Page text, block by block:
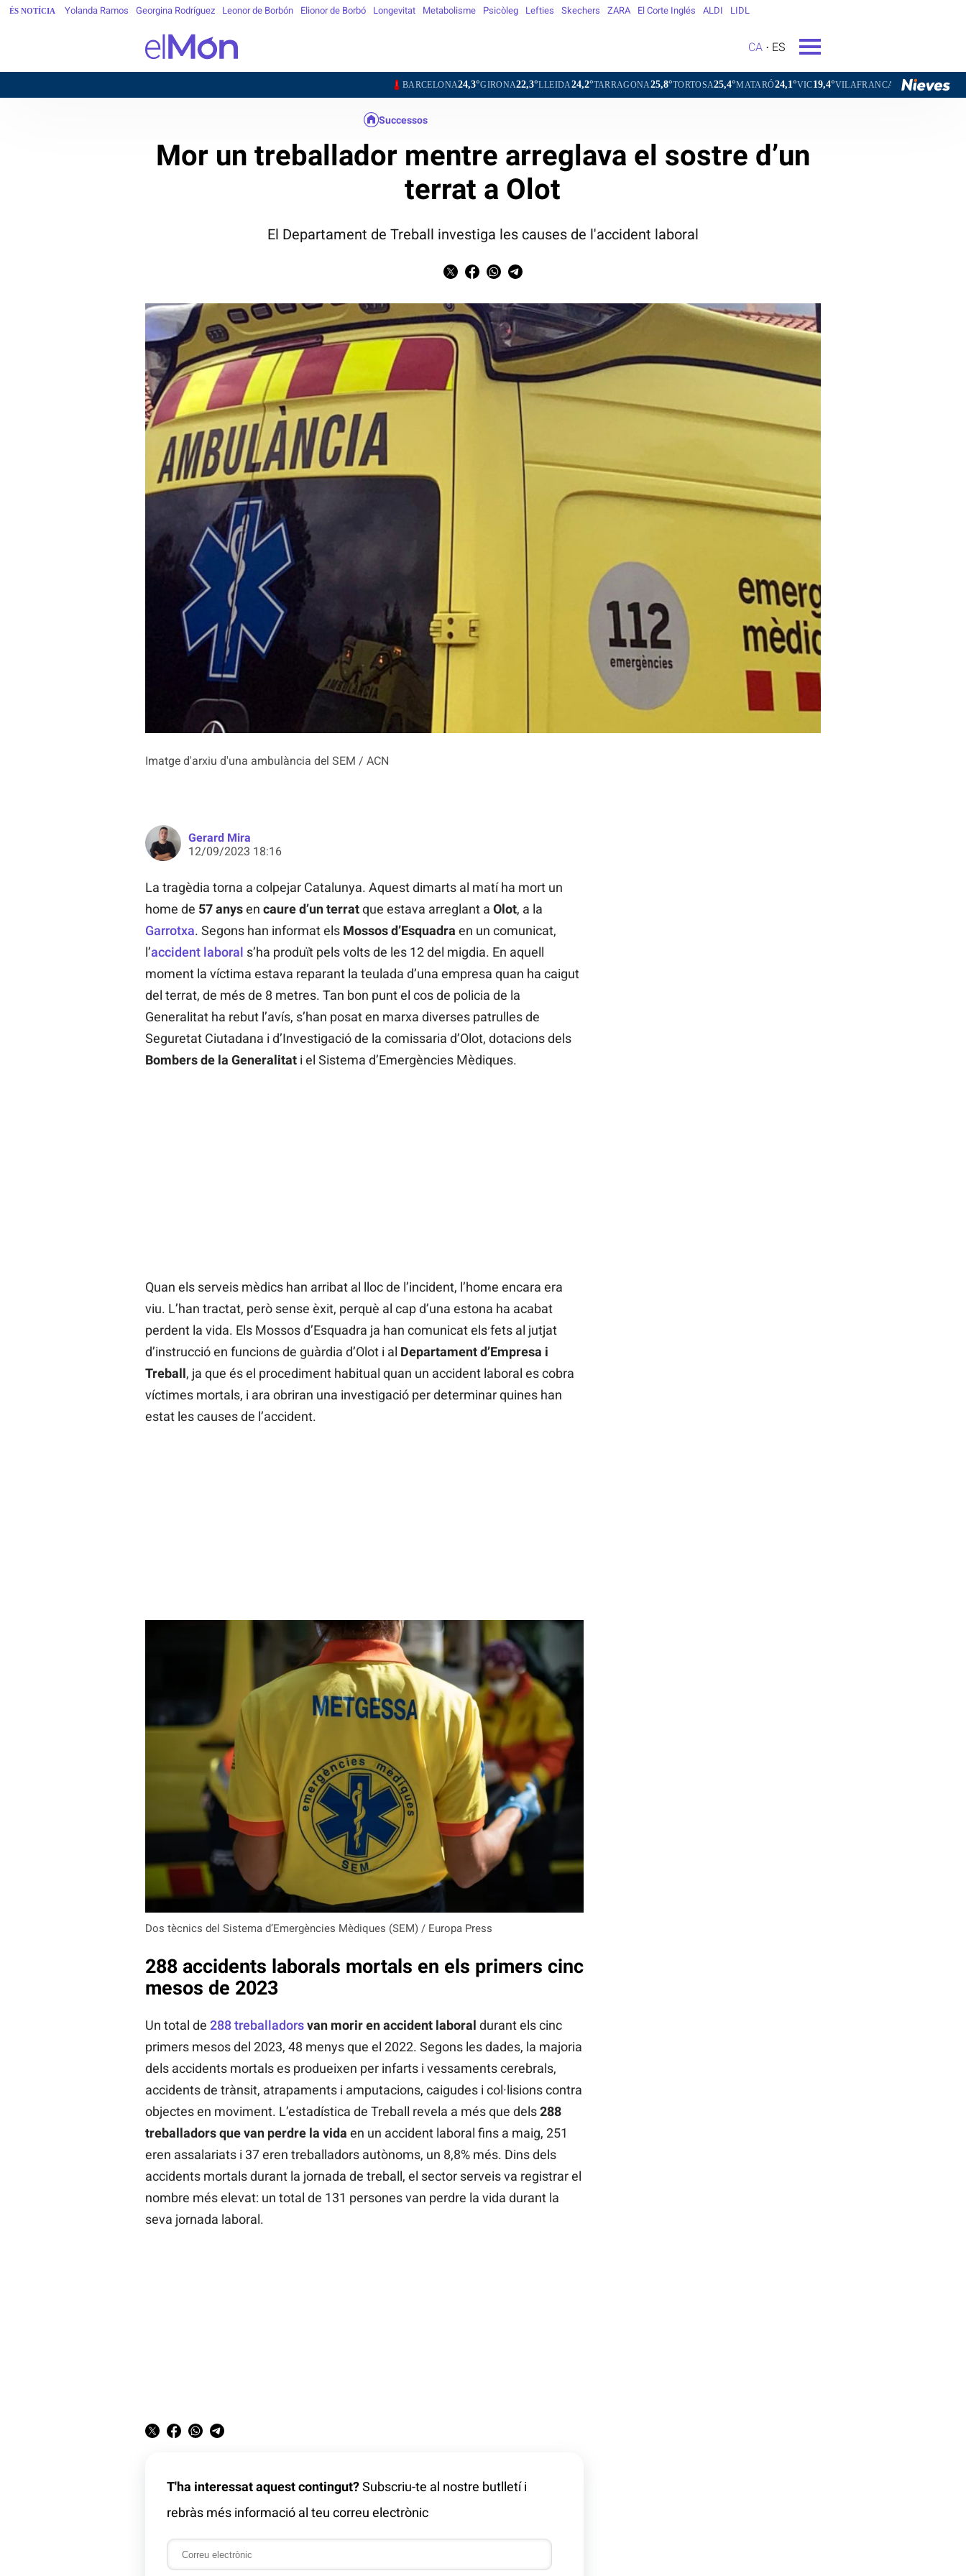
ÉS NOTÍCIA Yolanda Ramos Georgina Rodríguez Leonor de Borbón Elionor de Borbó Longevitat Metabolisme Psicòleg Lefties Skechers ZARA El Corte Inglés ALDI LIDL
CA ES
24,3°GIRONA22,3°LLEIDA24,2°TARRAGONA25,8°TORTOSA25,4°MATARÓ24,1°VIC19,4°VILAFRANCA DEL PENEDÈS21,4°VILANOVA I
Imatge d'arxiu d'una ambulància del SEM / ACN
Successos
Mor un treballador mentre arreglava el sostre d’un
terrat a Olot
El Departament de Treball investiga les causes de l'accident laboral
Gerard Mira
12/09/2023 18:16
La tragèdia torna a colpejar Catalunya. Aquest dimarts al matí ha mort un
home de 57 anysen caure d’un terratque estava arreglant a Olot, a la
Garrotxa. Segons han informat els Mossos d’Esquadra en un comunicat,
l’accident laboral s’ha produït pels volts de les 12 del migdia. En aquell
moment la víctima estava reparant la teulada d’una empresa quan ha caigut
del terrat, de més de 8 metres. Tan bon punt el cos de policia de la
Generalitat ha rebut l’avís, s’han posat en marxa diverses patrulles de
Seguretat Ciutadana i d’Investigació de la comissaria d’Olot, dotacions dels
Bombers de la Generalitat i el Sistema d’Emergències Mèdiques.
Quan els serveis mèdics han arribat al lloc de l’incident, l’home encara era
viu. L’han tractat, però sense èxit, perquè al cap d’una estona ha acabat
perdent la vida. Els Mossos d’Esquadra ja han comunicat els fets al jutjat
d’instrucció en funcions de guàrdia d’Olot i al Departament d’Empresa i
Treball, ja que és el procediment habitual quan un accident laboral es cobra
víctimes mortals, i ara obriran una investigació per determinar quines han
estat les causes de l’accident.
Dos tècnics del Sistema d’Emergències Mèdiques (SEM) / Europa Press
288 accidents laborals mortals en els primers cinc
mesos de 2023
Un total de 288 treballadorsvan morir en accident laboral durant els cinc
primers mesos del 2023, 48 menys que el 2022. Segons les dades, la majoria
dels accidents mortals es produeixen per infarts i vessaments cerebrals,
accidents de trànsit, atrapaments i amputacions, caigudes i col·lisions contra
objectes en moviment. L’estadística de Treball revela a més que dels288
treballadors que van perdre la vida en un accident laboral fins a maig, 251
eren assalariats i 37 eren treballadors autònoms, un 8,8% més. Dins dels
accidents mortals durant la jornada de treball, el sector serveis va registrar el
nombre més elevat: un total de 131 persones van perdre la vida durant la
seva jornada laboral.
T'ha interessat aquest contingut?Subscriu-te al nostre butlletí i
rebràs més informació al teu correu electrònic